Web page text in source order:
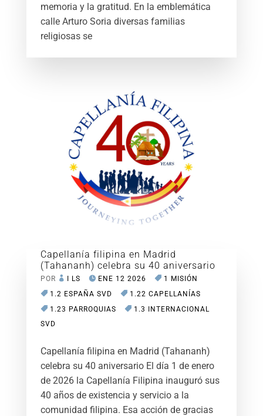
memoria y la gratitud. En la emblemática
calle Arturo Soria diversas familias
religiosas se
Capellanía filipina en Madrid
(Tahananh) celebra su 40 aniversario
POR I LS ENE 12 2026
1 MISIÓN
1.2 ESPAÑA SVD
1.22 CAPELLANÍAS
1.23 PARROQUIAS
1.3 INTERNACIONAL
SVD
Capellanía filipina en Madrid (Tahananh)
celebra su 40 aniversario El día 1 de enero
de 2026 la Capellanía Filipina inauguró sus
40 años de existencia y servicio a la
comunidad filipina. Esa acción de gracias